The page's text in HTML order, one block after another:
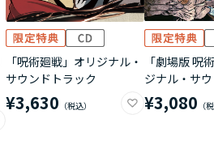
「呪術廻戦」オリジナル・
サウンドトラック
¥3,630
「劇場版 呪
ジナル・サ
¥3,080